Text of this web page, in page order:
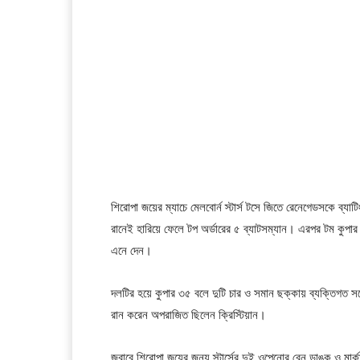
শিরোপা জয়ের ম্যাচে মেলবোর্ন স্টার্স টসে জিতে রেনেগেডসকে
রানেই হারিয়ে ফেলে টপ অর্ডারের ৫ ব্যাটসম্যান। এরপর টম
এনে দেন।
দলটির হয়ে কুপার ৩৫ বলে দুটি চার ও সমান ছক্কায় ব্যক্তিগত
রান করেন অপরাজিত ছিলেন ক্রিস্টিয়ান।